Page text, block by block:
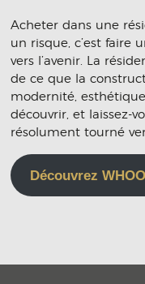
Acheter dans une
un risque, c’est faire
vers l’avenir. La
de ce que la
modernité,
découvrir, et laissez-
résolument tourné
Découvrez